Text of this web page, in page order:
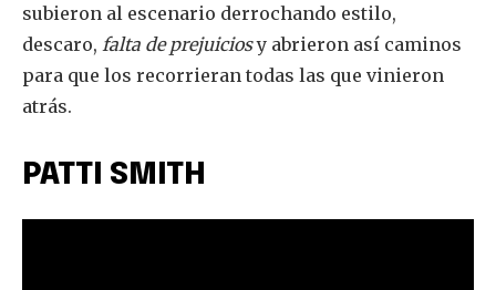
subieron al escenario derrochando estilo,
descaro, falta de prejuiciosy abrieron así caminos
para que los recorrieran todas las que vinieron
atrás.
PATTI SMITH